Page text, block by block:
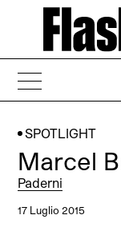
SPOTLIGHT
Marcel
Paderni
17 Luglio 2015